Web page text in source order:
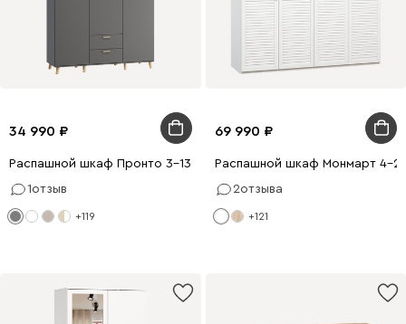
34 990
Распашной шкаф Пронто 3-130x210 Графитовый
1отзыв
+119
69 990
Распашной шкаф Монмарт 4-
2отзыва
+121